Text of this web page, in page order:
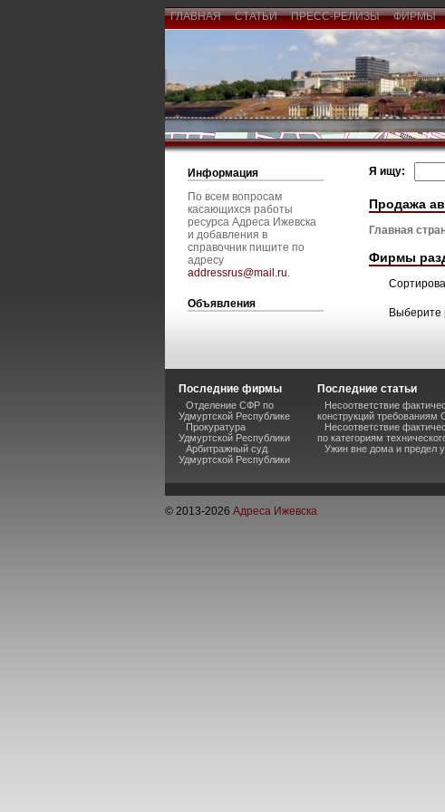
ГЛАВНАЯ СТАТЬИ ПРЕСС-РЕЛИЗЫ ФИРМЫ
Информация
По всем вопросам
касающихся работы
ресурса Адреса Ижевска
и добавления в
справочник пишите по
адресу
addressrus@mail.ru.
Объявления
Я ищу:
Продажа
Главная
Фирмы
Выберите
Последние фирмы
Отделение СФР по
Удмуртской Республике
Прокуратура
Удмуртской Республики
Арбитражный суд
Удмуртской Республики
Последние статьи
Несоответствие
конструкций требованиям
Несоответствие
по категориям
Ужин вне дома и предел
© 2013-2026 Адреса Ижевска